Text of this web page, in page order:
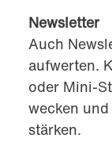
Newsletter
Auch
aufwerten.
oder Mini-
wecken
stärken.